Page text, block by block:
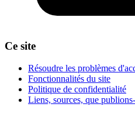
Ce site
Résoudre les problèmes
Fonctionnalités du site
Politique de confidentialité
Liens, sources, que